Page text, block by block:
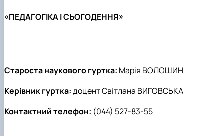
«ПЕДАГОГІКА І СЬОГОДЕННЯ»
Староста наукового гуртка: Марія ВОЛОШИН
Керівник гуртка:доцент Світлана ВИГОВСЬКА
Контактний телефон: (044) 527-83-55